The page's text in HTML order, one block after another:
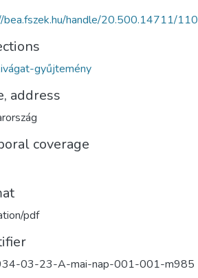
bea.fszek.hu/handle/20.500.14711/
gyűjtemény
address
coverage
pdf
03-23-A-mai-nap-001-001-m985